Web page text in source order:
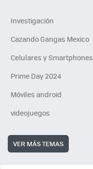
Investigación
Cazando Gangas Mexico
Celulares y Smartphones
Prime Day 2024
Móviles android
videojuegos
VER MÁS TEMAS